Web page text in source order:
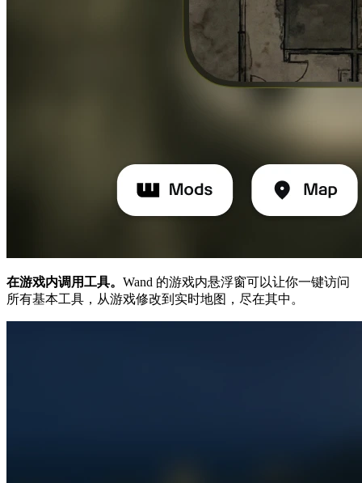
在游戏内调用工具。 Wand 的游戏内悬浮窗可以让你一键访问
所有基本工具，从游戏修改到实时地图，尽在其中。